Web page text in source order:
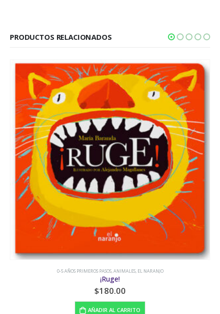
PRODUCTOS RELACIONADOS
ANIMALES,EL NARANJO 0-5 AÑOS PRIMEROS PASOS